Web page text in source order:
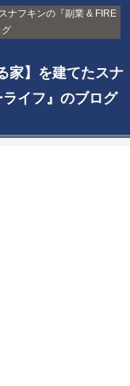
ナフキンの『副業 & FIRE
家】を建てたスナ
イフ』のブログ